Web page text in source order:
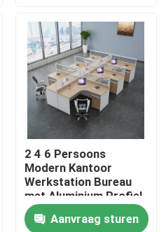
2 4 6 Persoons
Modern Kantoor
Werkstation Bureau
met Aluminium Profiel
Stof Materiaal en
30mm Dik Paneel
Aanvraag sturen